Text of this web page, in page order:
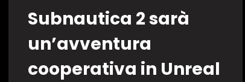
Subnautica 2 sarà
un’avventura
cooperativa in Unreal